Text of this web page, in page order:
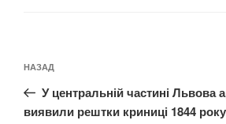
записів
Попередній
запис:
НАЗАД
У центральній частині Львова
виявили рештки криниці 1844 року